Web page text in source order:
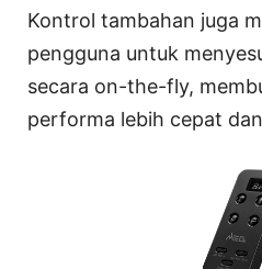
Kontrol tambahan juga
pengguna untuk
secara on-the-fly,
performa lebih cepat